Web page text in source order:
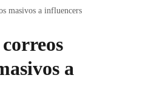
masivos a influencers
a